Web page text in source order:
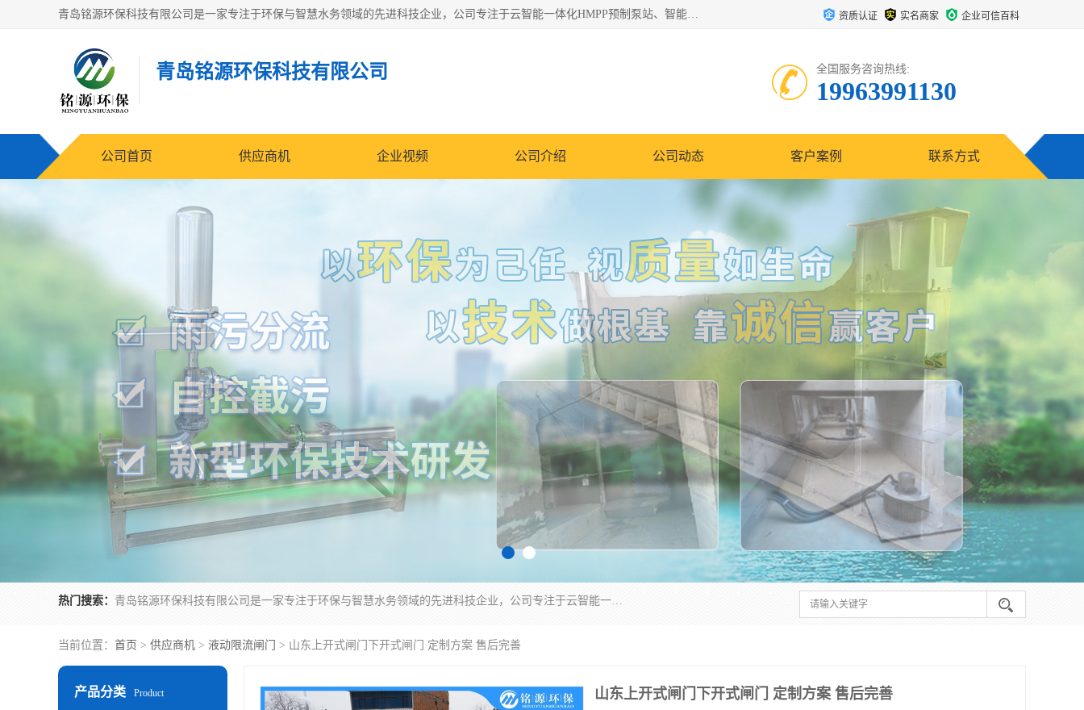
青岛铭源环保科技有限公司是一家专注于环保与智慧水务领域的先进科技企业，公司专注于云智能一体化HMPP预制泵站、智能截流井设备、调蓄池雨洪管理设备、水务循环利用、云智慧水务开发及新型环保技术研发等领域。 资质认证 实名商家 企业可信百科
青岛铭源环保科技有限公司 全国服务咨询热线:
19963991130
公司首页 供应商机 企业视频 公司介绍 公司动态 客户案例 联系方式
热门搜索： 青岛铭源环保科技有限公司是一家专注于环保与智慧水务领域的先进科技企业，公司专注于云智能一体化HMPP预制泵站、智能截流井设备、调蓄池雨洪管理设备、水务循环利用、云智慧水务开发及新型环保技术研发等领域。
当前位置： 首页 > 供应商机 > 液动限流闸门 > 山东上开式闸门下开式闸门 定制方案 售后完善
产品分类 Product 山东上开式闸门下开式闸门 定制方案 售后完善